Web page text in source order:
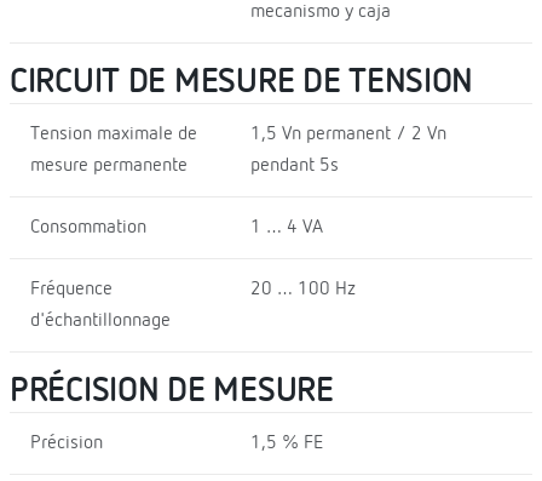
mecanismo y caja
CIRCUIT DE MESURE DE TENSION
Tension maximale de
mesure permanente
1,5 Vn permanent / 2 Vn
pendant 5s
Consommation 1 … 4 VA
Fréquence
d'échantillonnage
20 … 100 Hz
PRÉCISION DE MESURE
Précision 1,5 % FE